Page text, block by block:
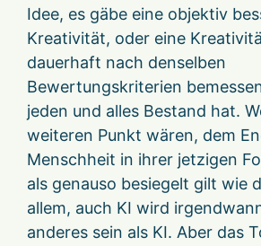
Idee, es gäbe eine objektiv
Kreativität, oder eine
dauerhaft nach denselben
Bewertungskriterien
jeden und alles Bestand hat.
weiteren Punkt wären, dem
Menschheit in ihrer jetzigen
als genauso besiegelt gilt wie
allem, auch KI wird
anderes sein als KI. Aber das